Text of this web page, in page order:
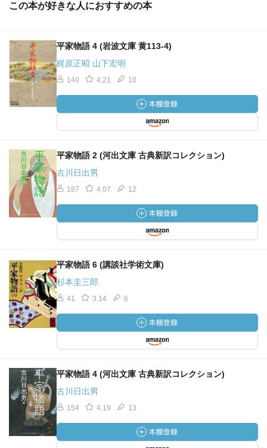
この本が好きな人におすすめの本
平家物語 4 (岩波文庫 黄113-4)
梶原正昭 山下宏明
140 4.21 10
平家物語 2 (河出文庫 古典新訳コレクション)
古川日出男
187 4.07 12
平家物語 6 (講談社学術文庫)
杉本圭三郎
41 3.14 6
平家物語 4 (河出文庫 古典新訳コレクション)
古川日出男
154 4.19 13